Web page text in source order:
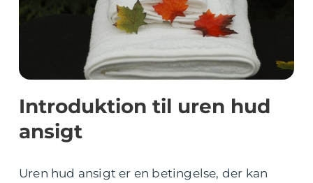
Introduktion til uren hud
ansigt
Uren hud ansigt er en betingelse, der kan